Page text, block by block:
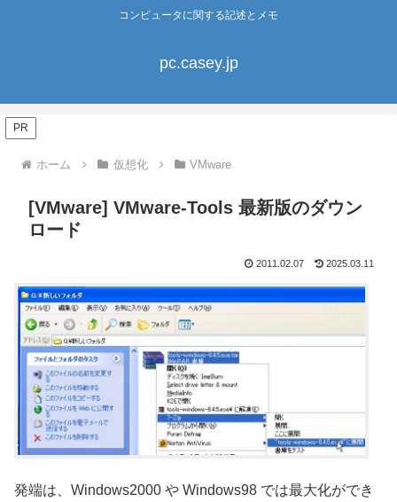
コンピュータに関する記述とメモ
pc.casey.jp
PR
ホーム 仮想化 VMware
[VMware] VMware-Tools 最新版のダウン
ロード
2011.02.07 2025.03.11
発端は、Windows2000 や Windows98 では最大化ができ